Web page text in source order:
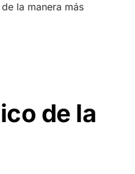
la manera más
de la